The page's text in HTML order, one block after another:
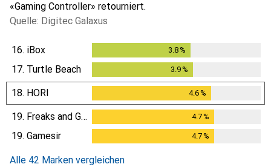
«Gaming Controller» retourniert.
Quelle: Digitec Galaxus
16. iBox 3.8%
17. Turtle Beach 3.9 %
18. HORI 4.6%
19. Freaks and Geeks 4.7%
19. Gamesir 4.7%
Alle 42 Marken vergleichen